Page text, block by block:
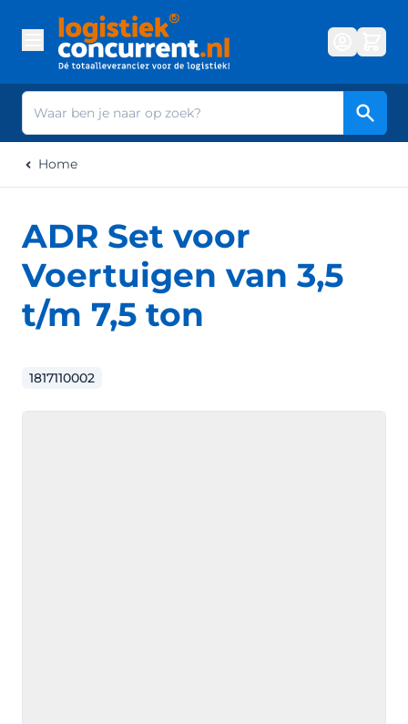
Zoek
Home
ADR Set voor
Voertuigen van 3,5
t/m 7,5 ton
1817110002